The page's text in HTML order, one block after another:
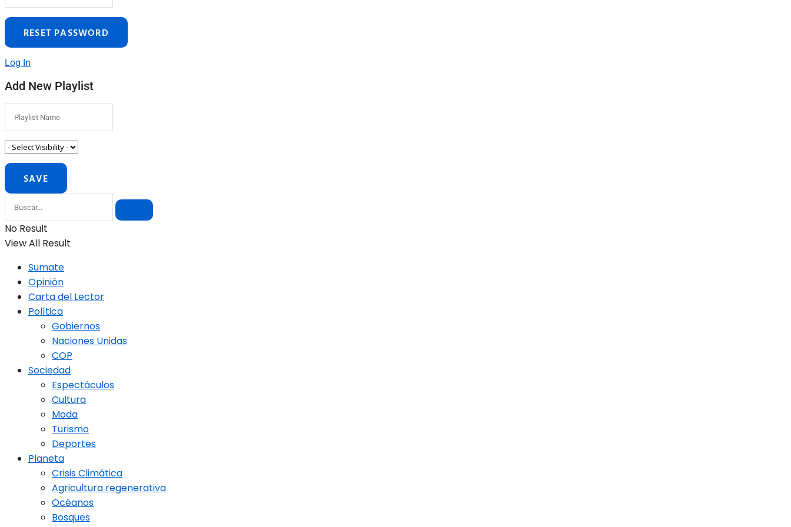
Log In
Add New Playlist
No Result
View All Result
Sumate
Opinión
Carta del Lector
Política
Gobiernos
Naciones Unidas
COP
Sociedad
Espectáculos
Cultura
Moda
Turismo
Deportes
Planeta
Crisis Climática
Agricultura regenerativa
Océanos
Bosques